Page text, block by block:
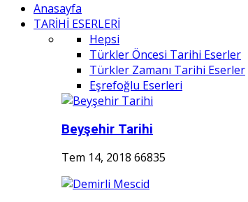
Anasayfa
TARİHİ ESERLERİ
Hepsi
Türkler Öncesi Tarihi Eserler
Türkler Zamanı Tarihi Eserler
Eşrefoğlu Eserleri
Beyşehir Tarihi
Tem 14, 2018 66835